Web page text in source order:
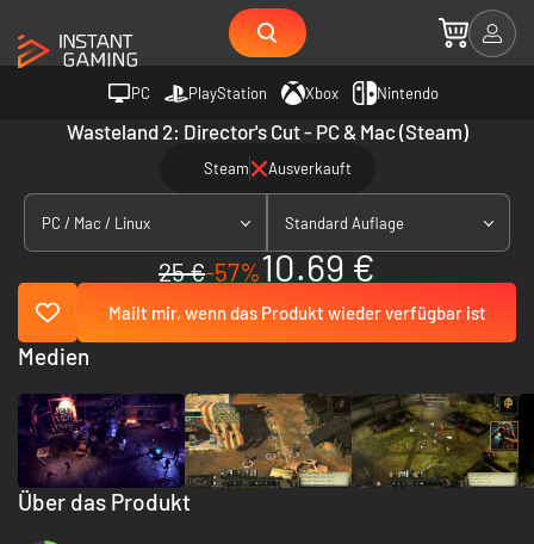
PC PlayStation Xbox Nintendo
Wasteland 2: Director's Cut - PC & Mac (Steam)
Steam Ausverkauft
PC / Mac / Linux Standard Auflage
25 €-57%10.69 €
Mailt mir, wenn das Produkt wieder verfügbar ist
Über das Produkt
Medien